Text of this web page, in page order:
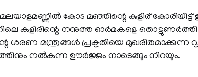
കോട മഞ്ഞിന്റെ കുളിര് കോരിയിട്ട്
കുളിരിന്റെ നനുത്ത ഓര്‍മകളെ തൊട്ടുണര്‍ത്തി
ശരണ മന്ത്രങ്ങള്‍ പ്രകൃതിയെ മുഖരിതമാക്കുന്ന
നല്‍കുന്ന ഊര്‍ജ്ജം നാടെങ്ങും നിറയും.